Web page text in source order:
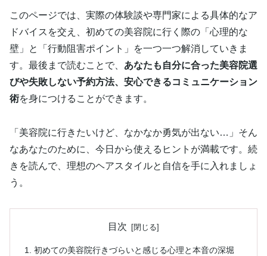
このページでは、実際の体験談や専門家による具体的なア
ドバイスを交え、初めての美容院に行く際の「心理的な
壁」と「行動阻害ポイント」を一つ一つ解消していきま
す。最後まで読むことで、 あなたも自分に合った美容院選
びや失敗しない予約方法、安心できるコミュニケーション
術を身につけることができます。
「美容院に行きたいけど、なかなか勇気が出ない…」そん
なあなたのために、今日から使えるヒントが満載です。続
きを読んで、理想のヘアスタイルと自信を手に入れましょ
う。
目次
初めての美容院行きづらいと感じる心理と本音の深堀